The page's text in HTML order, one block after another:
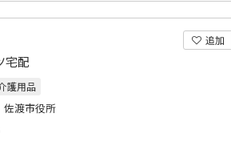
追加
宅配
護用品
渡市役所